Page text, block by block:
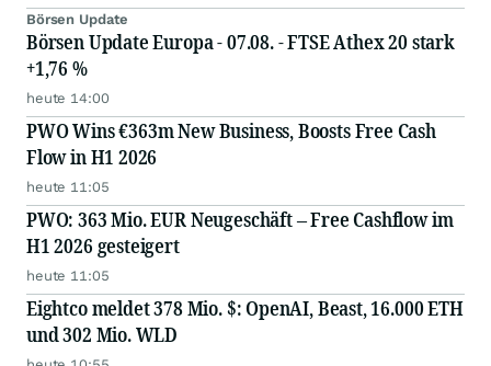
Börsen Update
Börsen Update Europa - 07.08. - FTSE Athex 20 stark
+1,76 %
heute 14:00
PWO Wins €363m New Business, Boosts Free Cash
Flow in H1 2026
heute 11:05
PWO: 363 Mio. EUR Neugeschäft – Free Cashflow im
H1 2026 gesteigert
heute 11:05
Eightco meldet 378 Mio. $: OpenAI, Beast, 16.000 ETH
und 302 Mio. WLD